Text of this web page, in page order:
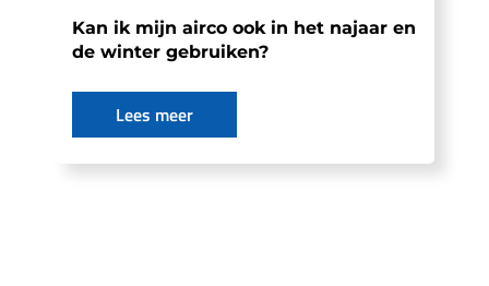
Kan ik mijn airco ook in het najaar en
de winter gebruiken?
Lees meer